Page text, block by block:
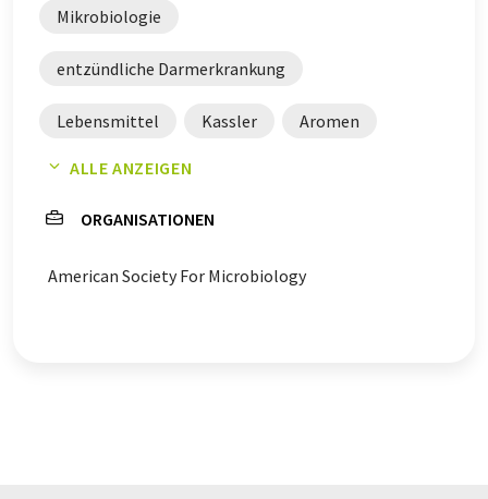
Mikrobiologie
entzündliche Darmerkrankung
Lebensmittel Kassler Aromen
Brotherstellung
Entzündliche Darmerkrankungen
ALLE ANZEIGEN
ORGANISATIONEN
American Society For Microbiology